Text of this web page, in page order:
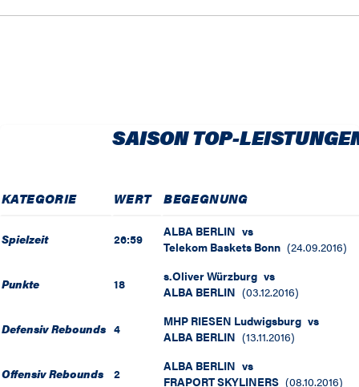
SAISON TOP-
KATEGORIE WERT BEGEGNUNG
Spielzeit 26:59 ALBA BERLIN vs
Telekom Baskets Bonn (24.09.2016)
Punkte 18 s.Oliver Würzburg vs
ALBA BERLIN (03.12.2016)
Defensiv Rebounds 4 MHP RIESEN Ludwigsburg vs
ALBA BERLIN (13.11.2016)
Offensiv Rebounds 2 ALBA BERLIN vs
FRAPORT SKYLINERS (08.10.2016)